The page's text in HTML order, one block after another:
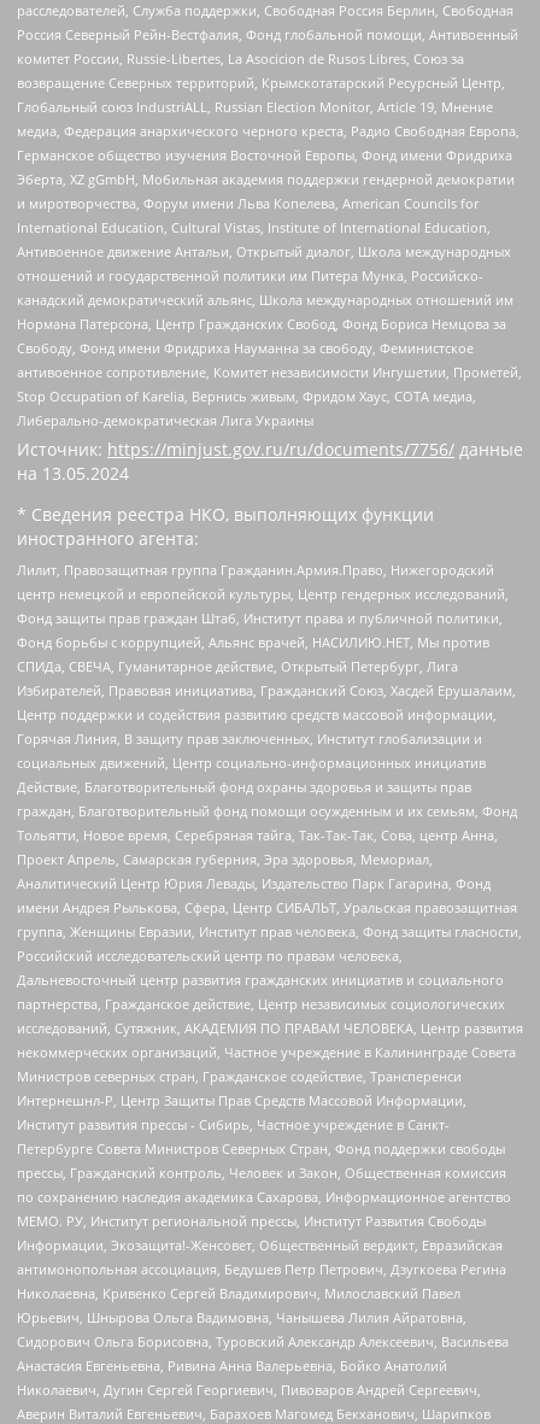
расследователей, Служба поддержки, Свободная Россия Берлин, Свободная
Россия Северный Рейн-Вестфалия, Фонд глобальной помощи, Антивоенный
комитет России, Russie-Libertes, La Asocicion de Rusos Libres, Союз за
возвращение Северных территорий, Крымскотатарский Ресурсный Центр,
Глобальный союз IndustriALL, Russian Election Monitor, Article 19, Мнение
медиа, Федерация анархического черного креста, Радио Свободная Европа,
Германское общество изучения Восточной Европы, Фонд имени Фридриха
Эберта, XZ gGmbH, Мобильная академия поддержки гендерной демократии
и миротворчества, Форум имени Льва Копелева, American Councils for
International Education, Cultural Vistas, Institute of International Education,
Антивоенное движение Антальи, Открытый диалог, Школа международных
отношений и государственной политики им Питера Мунка, Российско-
канадский демократический альянс, Школа международных отношений им
Нормана Патерсона, Центр Гражданских Свобод, Фонд Бориса Немцова за
Свободу, Фонд имени Фридриха Науманна за свободу, Феминистское
антивоенное сопротивление, Комитет независимости Ингушетии, Прометей,
Stop Occupation of Karelia, Вернись живым, Фридом Хаус, СОТА медиа,
Либерально-демократическая Лига Украины
Источник: https://minjust.gov.ru/ru/documents/7756/ данные
на 13.05.2024
* Сведения реестра НКО, выполняющих функции
иностранного агента:
Лилит, Правозащитная группа Гражданин.Армия.Право, Нижегородский
центр немецкой и европейской культуры, Центр гендерных исследований,
Фонд защиты прав граждан Штаб, Институт права и публичной политики,
Фонд борьбы с коррупцией, Альянс врачей, НАСИЛИЮ.НЕТ, Мы против
СПИДа, СВЕЧА, Гуманитарное действие, Открытый Петербург, Лига
Избирателей, Правовая инициатива, Гражданский Союз, Хасдей Ерушалаим,
Центр поддержки и содействия развитию средств массовой информации,
Горячая Линия, В защиту прав заключенных, Институт глобализации и
социальных движений, Центр социально-информационных инициатив
Действие, Благотворительный фонд охраны здоровья и защиты прав
граждан, Благотворительный фонд помощи осужденным и их семьям, Фонд
Тольятти, Новое время, Серебряная тайга, Так-Так-Так, Сова, центр Анна,
Проект Апрель, Самарская губерния, Эра здоровья, Мемориал,
Аналитический Центр Юрия Левады, Издательство Парк Гагарина, Фонд
имени Андрея Рылькова, Сфера, Центр СИБАЛЬТ, Уральская правозащитная
группа, Женщины Евразии, Институт прав человека, Фонд защиты гласности,
Российский исследовательский центр по правам человека,
Дальневосточный центр развития гражданских инициатив и социального
партнерства, Гражданское действие, Центр независимых социологических
исследований, Сутяжник, АКАДЕМИЯ ПО ПРАВАМ ЧЕЛОВЕКА, Центр развития
некоммерческих организаций, Частное учреждение в Калининграде Совета
Министров северных стран, Гражданское содействие, Трансперенси
Интернешнл-Р, Центр Защиты Прав Средств Массовой Информации,
Институт развития прессы - Сибирь, Частное учреждение в Санкт-
Петербурге Совета Министров Северных Стран, Фонд поддержки свободы
прессы, Гражданский контроль, Человек и Закон, Общественная комиссия
по сохранению наследия академика Сахарова, Информационное агентство
МЕМО. РУ, Институт региональной прессы, Институт Развития Свободы
Информации, Экозащита!-Женсовет, Общественный вердикт, Евразийская
антимонопольная ассоциация, Бедушев Петр Петрович, Дзугкоева Регина
Николаевна, Кривенко Сергей Владимирович, Милославский Павел
Юрьевич, Шнырова Ольга Вадимовна, Чанышева Лилия Айратовна,
Сидорович Ольга Борисовна, Туровский Александр Алексеевич, Васильева
Анастасия Евгеньевна, Ривина Анна Валерьевна, Бойко Анатолий
Николаевич, Дугин Сергей Георгиевич, Пивоваров Андрей Сергеевич,
Аверин Виталий Евгеньевич, Барахоев Магомед Бекханович, Шарипков